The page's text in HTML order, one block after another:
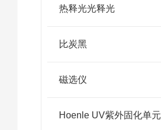
热释光光释光
比炭黑
磁选仪
Hoenle UV紫外固化单元